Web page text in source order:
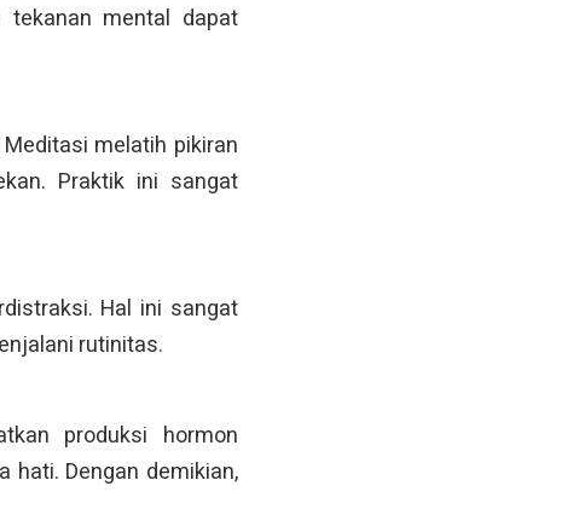
tekanan mental dapat
melatih pikiran
Praktik ini sangat
Hal ini sangat
rutinitas.
produksi hormon
hati. Dengan demikian,